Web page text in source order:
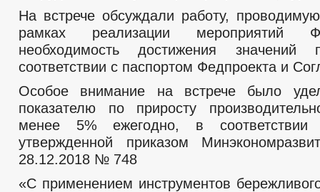
На встрече обсуждали работу,
рамках реализации мероприятий
необходимость достижения значений
соответствии с паспортом Федпроекта и
Особое внимание на встрече было
показателю по приросту
менее 5% ежегодно, в соответствии
утвержденной приказом
28.12.2018 № 748
«С применением инструментов